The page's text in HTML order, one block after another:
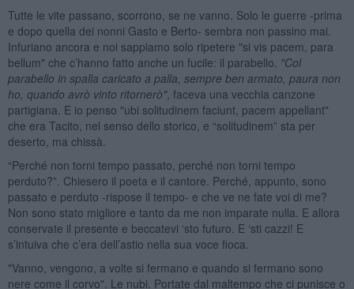
Tutte le vite passano, scorrono, se ne vanno. Solo le guerre -prima
e dopo quella dei nonni Gasto e Berto- sembra non passino mai.
Infuriano ancora e noi sappiamo solo ripetere "si vis pacem, para
bellum" che c’hanno fatto anche un fucile: il parabello. "Col
parabello in spalla caricato a palla, sempre ben armato, paura non
ho, quando avrò vinto ritornerò", faceva una vecchia canzone
partigiana. E io penso "ubi solitudinem faciunt, pacem appellant"
che era Tacito, nel senso dello storico, e “solitudinem” sta per
deserto, ma chissà.
“Perché non torni tempo passato, perché non torni tempo
perduto?”. Chiesero il poeta e il cantore. Perché, appunto, sono
passato e perduto -rispose il tempo- e che ve ne fate voi di me?
Non sono stato migliore e tanto da me non imparate nulla. E allora
conservate il presente e beccatevi ‘sto futuro. E ‘sti cazzi! E
s’intuiva che c’era dell’astio nella sua voce fioca.
"Vanno, vengono, a volte si fermano e quando si fermano sono
nere come il corvo". Le nubi. Portate dal maltempo che ci punisce o